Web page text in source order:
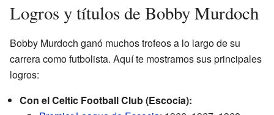
Logros y títulos de Bobby Murdoch
Bobby Murdoch ganó muchos trofeos a lo largo de su
carrera como futbolista. Aquí te mostramos sus principales
logros:
Con el Celtic Football Club (Escocia):